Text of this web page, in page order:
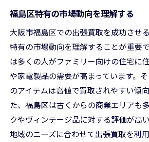
福島区特有の市場動向を理解する
大阪市福島区での出張買取を成功させ
特有の市場動向を理解することが重要
は多くの人がファミリー向けの住宅に
や家電製品の需要が高まっています。
のアイテムは高値で買取されやすい傾
た、福島区は古くからの商業エリアも
クやヴィンテージ品に対する評価が高
地域のニーズに合わせて出張買取を利